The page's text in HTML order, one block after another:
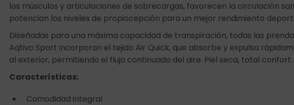
los músculos y articulaciones de sobrecargas, favorecen la circulación
potencian los niveles de propiocepción para un mejor rendimiento
Diseñadas para una máxima capacidad de transpiración, todas las
Aqtivo Sport incorporan el tejido Air Quick, que absorbe y expulsa
al exterior, permitiendo el flujo continuado del aire. Piel seca, total confort.
Características:
Comodidad integral